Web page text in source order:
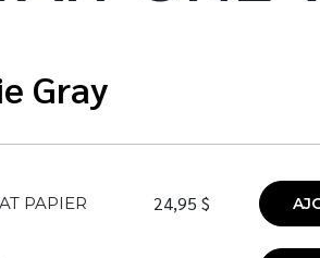
Gray
PAPIER 24,95 $